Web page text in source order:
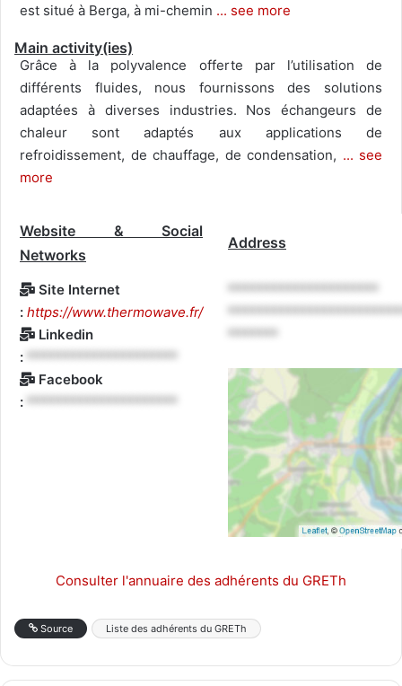
est situé à Berga, à mi-chemin ... see more
Main activity(ies)
Grâce à la polyvalence offerte par l’utilisation de
différents fluides, nous fournissons des solutions
adaptées à diverses industries. Nos échangeurs de
chaleur sont adaptés aux applications de
refroidissement, de chauffage, de condensation, ... see
more
Website & Social
Networks
Address
Site Internet
: https://www.thermowave.fr/
Linkedin
: *********************
Facebook
: *********************
*********************
*******
Consulter l'annuaire des adhérents du GRETh
Source Liste des adhérents du GRETh